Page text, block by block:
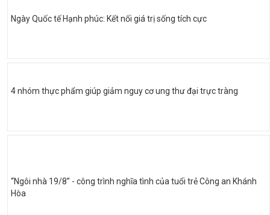
Ngày Quốc tế Hạnh phúc: Kết nối giá trị sống tích cực
4 nhóm thực phẩm giúp giảm nguy cơ ung thư đại trực tràng
“Ngôi nhà 19/8” - công trình nghĩa tình của tuổi trẻ Công an Khánh
Hòa